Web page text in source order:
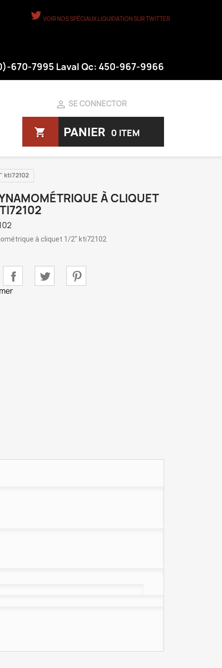
VOIR NOS SPÉCIAUX LIQUIDATION SUR TWITTER
670-7995 Laval Qc: 450-967-9966
 SE CONNECTOR
shopping_cart PANIER 0 ITEM
kti72102
À CLIQUET
à cliquet 1/2" kti72102